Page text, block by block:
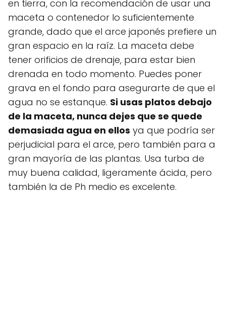
en tierra, con la recomendación de usar una
maceta o contenedor lo suficientemente
grande, dado que el arce japonés prefiere un
gran espacio en la raíz. La maceta debe
tener orificios de drenaje, para estar bien
drenada en todo momento. Puedes poner
grava en el fondo para asegurarte de que el
agua no se estanque. Si usas platos debajo
de la maceta, nunca dejes que se quede
demasiada agua en ellos ya que podría ser
perjudicial para el arce, pero también para a
gran mayoría de las plantas. Usa turba de
muy buena calidad, ligeramente ácida, pero
también la de Ph medio es excelente.